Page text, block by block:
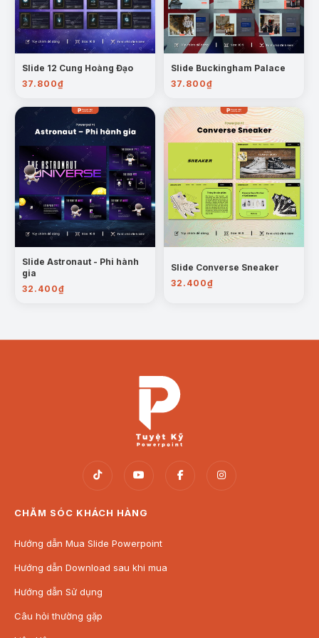
Mẫu trang: Một số vấn đề cơ bản về Đoàn Thanh Niên Cộng
Sản Hồ Chí Minh
Bài 3: Phấn đấu để trở thành người đoàn viên
Tại sao nên phấn đấu để trở thành người Đoàn
viên? Phấn đấu như thế nào để trở thành Đoàn
Mẫu trang: Phấn đấu để trở thành đoàn viên thanh niên
Slide 12 Cung Hoàng Đạo
37.800₫
Slide Buckingham Palace
37.800₫
Slide Astronaut - Phi hành
gia
32.400₫
Slide Converse Sneaker
32.400₫
CHĂM SÓC KHÁCH HÀNG
Hướng dẫn Mua Slide Powerpoint
Hướng dẫn Download sau khi mua
Hướng dẫn Sử dụng
Câu hỏi thường gặp